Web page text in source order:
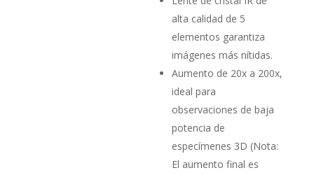
alta calidad de 5
elementos garantiza
imágenes más nítidas.
Aumento de 20x a 200x,
ideal para
observaciones de baja
potencia de
especímenes 3D (Nota:
El aumento final es